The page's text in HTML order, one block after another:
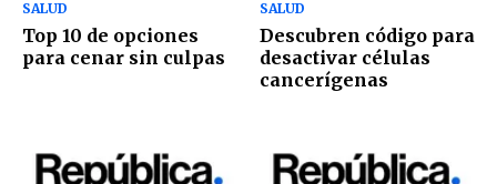
SALUD
Top 10 de opciones
para cenar sin culpas
SALUD
Descubren código para
desactivar células
cancerígenas